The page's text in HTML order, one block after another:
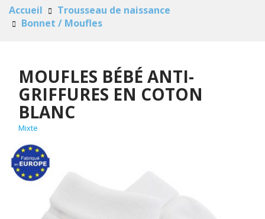
Accueil
Trousseau de naissance
Bonnet / Moufles
MOUFLES BÉBÉ ANTI-
GRIFFURES EN COTON
BLANC
Mixte